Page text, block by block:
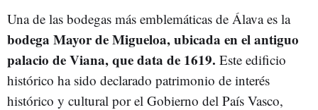
Una de las bodegas más emblemáticas de Álava es la
bodega Mayor de Migueloa, ubicada en el antiguo
palacio de Viana, que data de 1619. Este edificio
histórico ha sido declarado patrimonio de interés
histórico y cultural por el Gobierno del País Vasco,